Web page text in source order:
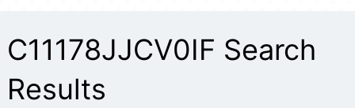
C11178JJCV0IF Search
Results